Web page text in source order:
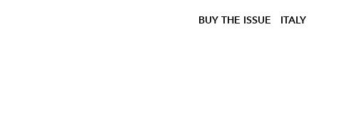
BUY THE ISSUE ITALY